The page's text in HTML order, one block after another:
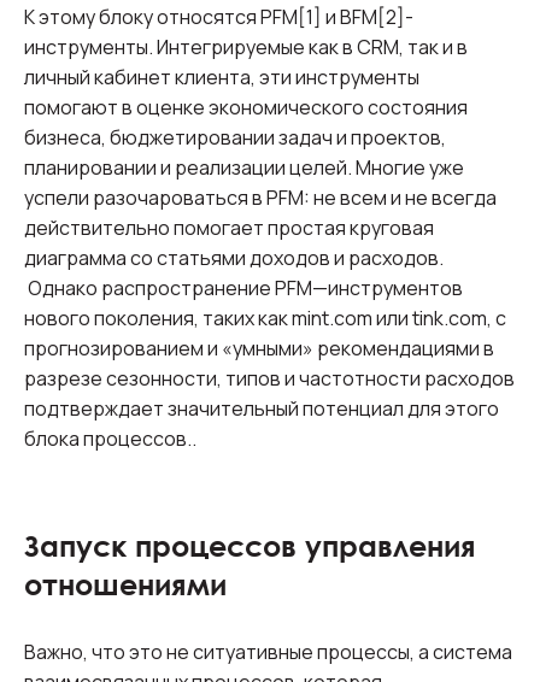
К этому блоку относятся PFM[1] и BFM[2]-
инструменты. Интегрируемые как в CRM, так и в
личный кабинет клиента, эти инструменты
помогают в оценке экономического состояния
бизнеса, бюджетировании задач и проектов,
планировании и реализации целей. Многие уже
успели разочароваться в PFM: не всем и не всегда
действительно помогает простая круговая
диаграмма со статьями доходов и расходов.
Однако распространение PFM—инструментов
нового поколения, таких как mint.com или tink.com, с
прогнозированием и «умными» рекомендациями в
разрезе сезонности, типов и частотности расходов
подтверждает значительный потенциал для этого
блока процессов..
Запуск процессов управления
отношениями
Важно, что это не ситуативные процессы, а система